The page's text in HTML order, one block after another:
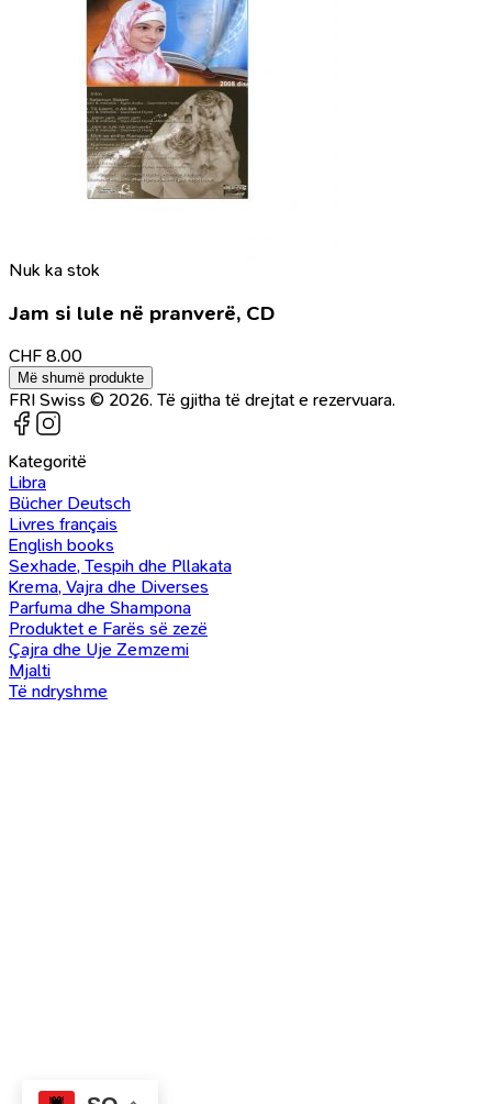
Nuk ka stok
Jam si lule në pranverë, CD
CHF 8.00
Më shumë produkte
FRI Swiss © 2026. Të gjitha të drejtat e rezervuara.
Kategoritë
Libra
Bücher Deutsch
Livres français
English books
Sexhade, Tespih dhe Pllakata
Krema, Vajra dhe Diverses
Parfuma dhe Shampona
Produktet e Farës së zezë
Çajra dhe Uje Zemzemi
Mjalti
Të ndryshme